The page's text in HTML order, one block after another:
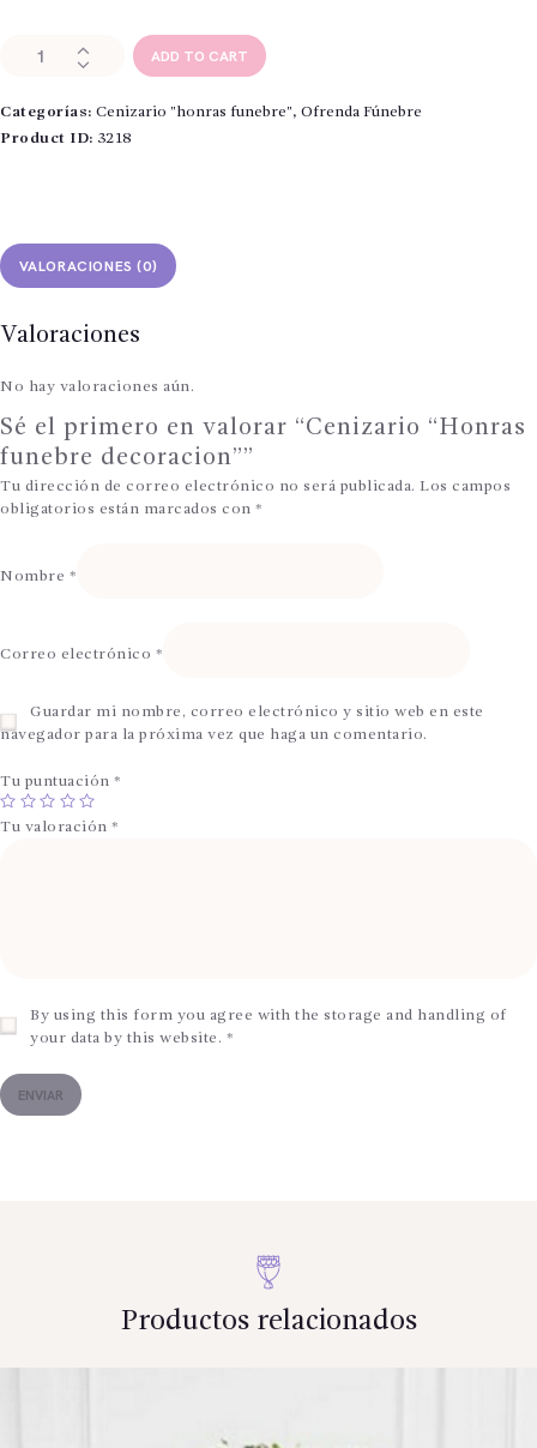
decoracion"
cantidad
ADD TO CART
Categorías: Cenizario "honras funebre", Ofrenda Fúnebre
Product ID: 3218
VALORACIONES (0)
Valoraciones
No hay valoraciones aún.
Sé el primero en valorar “Cenizario “Honras
funebre decoracion””
Tu dirección de correo electrónico no será publicada. Los campos
obligatorios están marcados con *
Nombre *
Correo electrónico *
Guardar mi nombre, correo electrónico y sitio web en este
navegador para la próxima vez que haga un comentario.
Tu puntuación *
Tu valoración *
By using this form you agree with the storage and handling of
your data by this website. *
Productos relacionados